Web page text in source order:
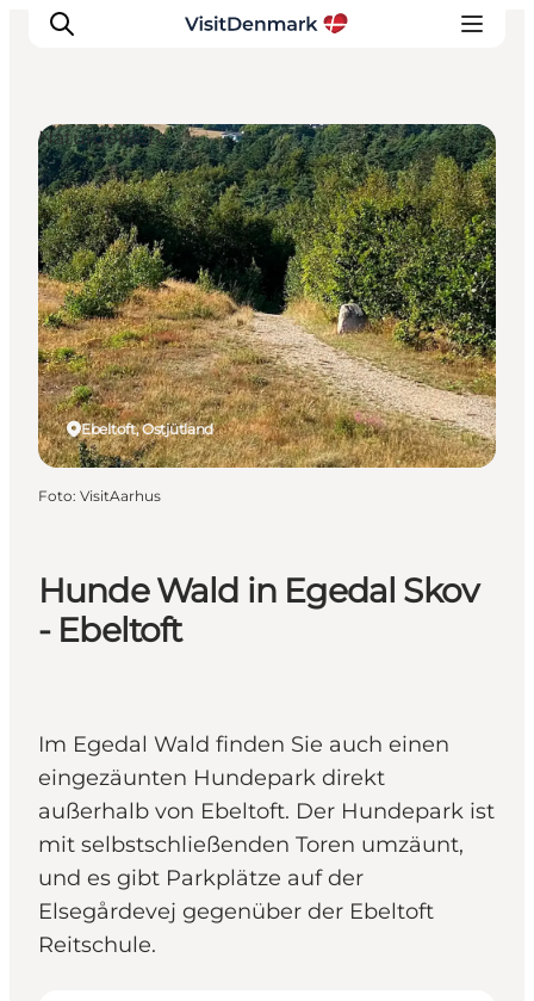
Inspiration
Regionen
Erlebnisse
Unterkünfte
Reiseplanung
Hunde Wald in Egedal Skov
- Ebeltoft
Im Egedal Wald finden Sie auch einen
eingezäunten Hundepark direkt
außerhalb von Ebeltoft. Der Hundepark ist
mit selbstschließenden Toren umzäunt,
und es gibt Parkplätze auf der
Elsegårdevej gegenüber der Ebeltoft
Reitschule.
Ebeltoft, Ostjütland
Naturgebiete
Foto: VisitAarhus